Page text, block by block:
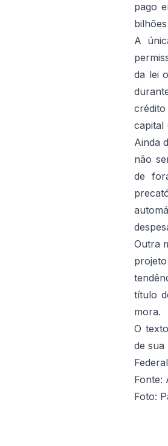
pago
A
da lei
crédito
capital
Ainda
não
de
Outra
título
mora.
O
de sua
Fonte:
Foto: